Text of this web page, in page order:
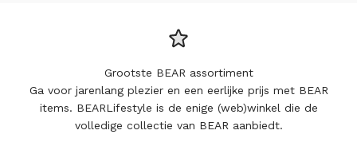
Grootste BEAR assortiment
Ga voor jarenlang plezier en een eerlijke prijs met BEAR
items. BEARLifestyle is de enige (web)winkel die de
volledige collectie van BEAR aanbiedt.